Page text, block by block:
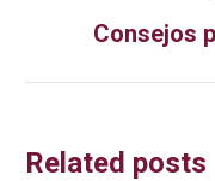
Consejos
Related posts